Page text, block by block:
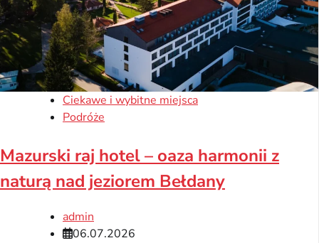
Ciekawe i wybitne miejsca
Podróże
Mazurski raj hotel – oaza harmonii z
naturą nad jeziorem Bełdany
admin
06.07.2026